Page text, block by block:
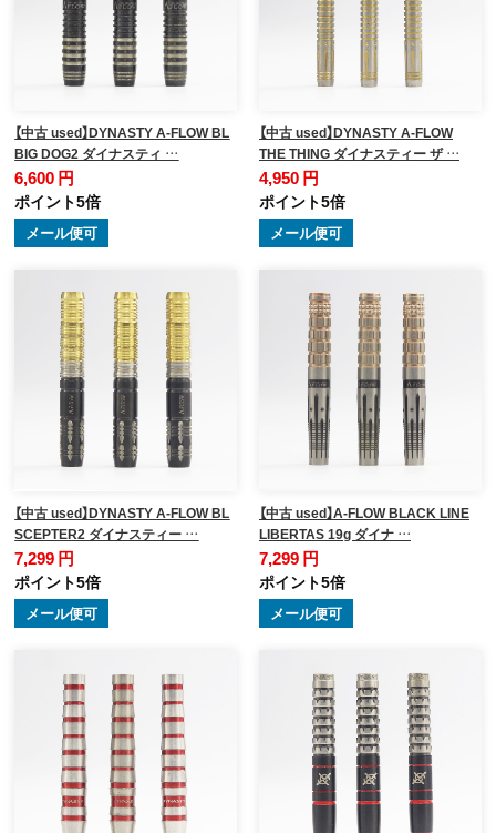
【中古 used】DYNASTY A-FLOW BL
BIG DOG2 ダイナスティ …
6,600 円
ポイント5倍
メール便可
【中古 used】DYNASTY A-FLOW
THE THING ダイナスティー ザ …
4,950 円
ポイント5倍
メール便可
【中古 used】DYNASTY A-FLOW BL
SCEPTER2 ダイナスティー …
7,299 円
ポイント5倍
メール便可
【中古 used】A-FLOW BLACK LINE
LIBERTAS 19g ダイナ …
7,299 円
ポイント5倍
メール便可